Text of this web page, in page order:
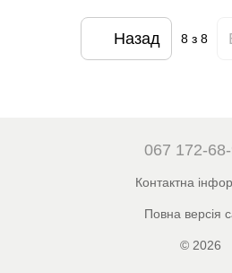
Назад 8з 8
067 172-
Контактна
Повна версія
© 2026